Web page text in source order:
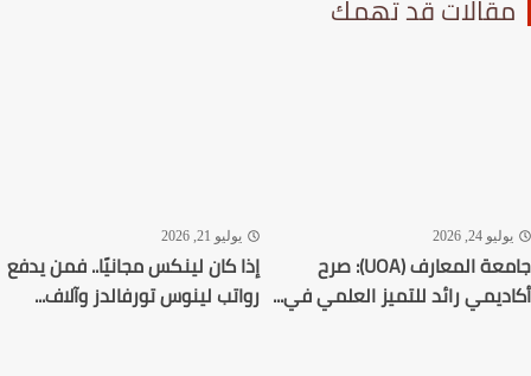
قد تهمك
24, 2026
جامعة المعارف (UOA): صرح
رائد للتميز العلمي في...
يوليو 21, 2026
إذا كان لينكس مجانيًا.. فمن يدفع
رواتب لينوس تورفالدز وآلاف...